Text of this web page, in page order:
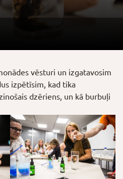
vēsturi un izgatavosim
izpētīsim, kad tika
dzēriens, un kā burbuļi